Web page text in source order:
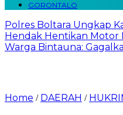
GORONTALO
Polres Boltara Ungkap
Hendak Hentikan Motor
Warga Bintauna:
Home / DAERAH /